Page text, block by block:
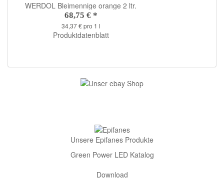
WERDOL Bleimennige orange 2 ltr.
68,75 € *
34,37 € pro 1 l
Produktdatenblatt
Unsere Epifanes Produkte
Green Power LED Katalog
Download